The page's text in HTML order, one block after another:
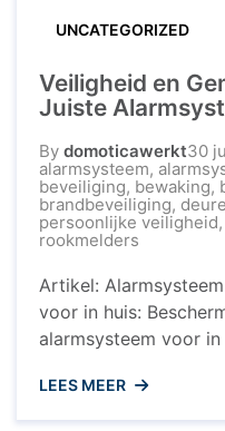
UNCATEGORIZED
Veiligheid en
Juiste
By domoticawerkt30
alarmsysteem,
beveiliging, bewaking,
brandbeveiliging,
persoonlijke veiligheid,
rookmelders
Artikel:
voor in huis:
alarmsysteem voor
beschermen tegen
de toenemende
LEES MEER